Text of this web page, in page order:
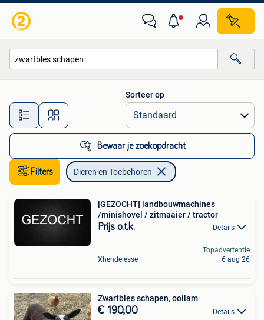
Alle afstanden…
Sorteer op
Bewaar je zoekopdracht
Filters Dieren en Toebehoren
[GEZOCHT] landbouwmachines
/minishovel / zitmaaier / tractor
Prijs o.t.k. Details
Xhendelesse
Topadvertentie
6 aug 26
Zwartbles schapen, ooilam
€ 190,00 Details